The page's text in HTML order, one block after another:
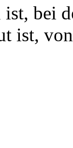
ist, bei
ist,